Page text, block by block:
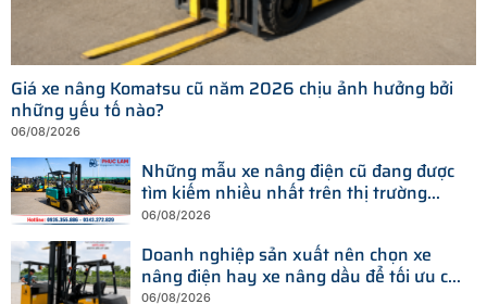
Giá xe nâng Komatsu cũ năm 2026 chịu ảnh hưởng bởi
những yếu tố nào?
06/08/2026
Những mẫu xe nâng điện cũ đang được
tìm kiếm nhiều nhất trên thị trường
hiện nay
06/08/2026
Doanh nghiệp sản xuất nên chọn xe
nâng điện hay xe nâng dầu để tối ưu chi
phí?
06/08/2026